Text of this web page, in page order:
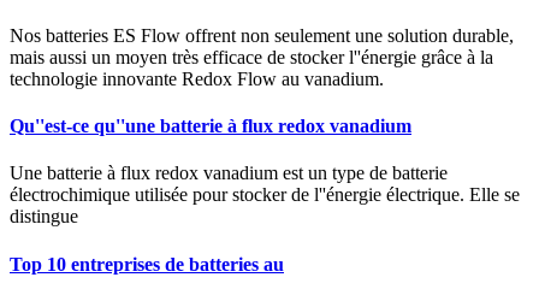
Nos batteries ES Flow offrent non seulement une solution durable,
mais aussi un moyen très efficace de stocker l''énergie grâce à la
technologie innovante Redox Flow au vanadium.
Qu''est-ce qu''une batterie à flux redox vanadium
Une batterie à flux redox vanadium est un type de batterie
électrochimique utilisée pour stocker de l''énergie électrique. Elle se
distingue
Top 10 entreprises de batteries au